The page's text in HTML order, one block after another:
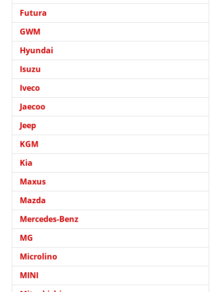
Futura
GWM
Hyundai
Isuzu
Iveco
Jaecoo
Jeep
KGM
Kia
Maxus
Mazda
Mercedes-Benz
MG
Microlino
MINI